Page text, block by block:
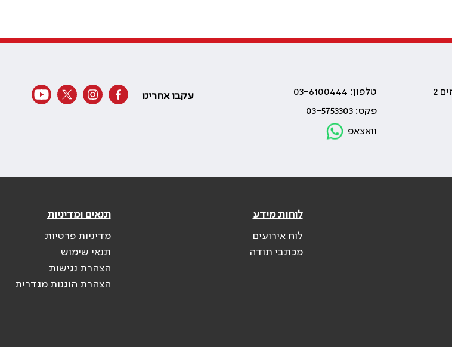
טלפון: 03-6100444
פקס: 03-5753303
וואצאפ
עקבו אחרינו
לוחות מידע
לוח אירועים
מכתבי תודה
תנאים ומדיניות
מדיניות פרטיות
תנאי שימוש
הצהרת נגישות
הצהרת הוגנות מגדרית